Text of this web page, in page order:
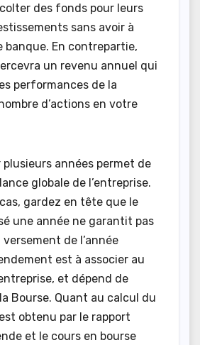
des fonds pour leurs
sans avoir à
banque. En contrepartie,
un revenu annuel qui
performances de la
d’actions en votre
années permet de
globale de l’entreprise.
gardez en tête que le
une année ne garantit pas
de l’année
est à associer au
et dépend de
Bourse. Quant au calcul du
obtenu par le rapport
et le cours en bourse